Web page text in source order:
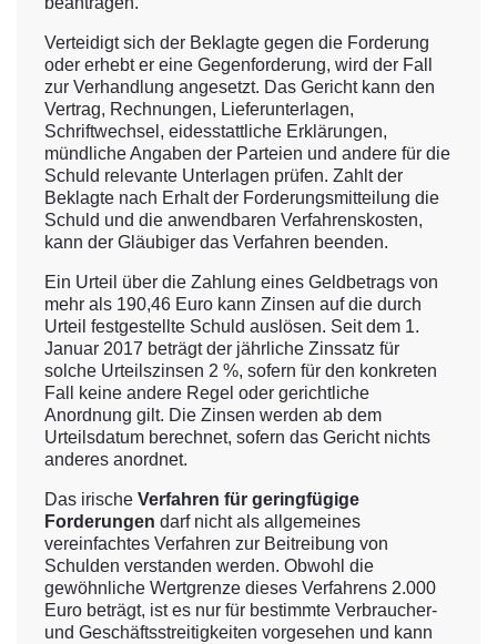
Verteidigt sich der Beklagte gegen die Forderung
oder erhebt er eine Gegenforderung, wird der Fall
zur Verhandlung angesetzt. Das Gericht kann den
Vertrag, Rechnungen, Lieferunterlagen,
Schriftwechsel, eidesstattliche Erklärungen,
mündliche Angaben der Parteien und andere für die
Schuld relevante Unterlagen prüfen. Zahlt der
Beklagte nach Erhalt der Forderungsmitteilung die
Schuld und die anwendbaren Verfahrenskosten,
kann der Gläubiger das Verfahren beenden.
Ein Urteil über die Zahlung eines Geldbetrags von
mehr als 190,46 Euro kann Zinsen auf die durch
Urteil festgestellte Schuld auslösen. Seit dem 1.
Januar 2017 beträgt der jährliche Zinssatz für
solche Urteilszinsen 2 %, sofern für den konkreten
Fall keine andere Regel oder gerichtliche
Anordnung gilt. Die Zinsen werden ab dem
Urteilsdatum berechnet, sofern das Gericht nichts
anderes anordnet.
Das irische Verfahren für geringfügige
Forderungen darf nicht als allgemeines
vereinfachtes Verfahren zur Beitreibung von
Schulden verstanden werden. Obwohl die
gewöhnliche Wertgrenze dieses Verfahrens 2.000
Euro beträgt, ist es nur für bestimmte Verbraucher-
und Geschäftsstreitigkeiten vorgesehen und kann